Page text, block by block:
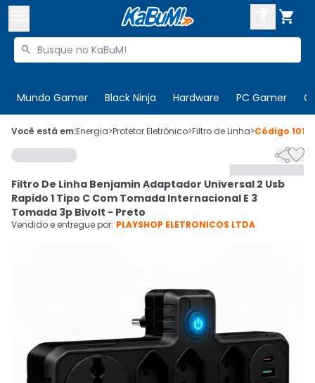

Buscar produtos

Mundo Gamer Black Ninja Hardware PC Gamer
 Olá. Acesse sua conta
 Departamentos
Cupons
Mais Vendidos
CADASTRE-SE
Você está em:Energia>Protetor Eletrônico>Filtro de Linha>Código

Filtro De Linha Benjamin Adaptador Universal 2 Usb
Rapido 1 Tipo C Com Tomada Internacional E 3
Tomada 3p Bivolt - Preto
Vendido e entregue por: PLAYSHOP ELETRONICOS LTDA